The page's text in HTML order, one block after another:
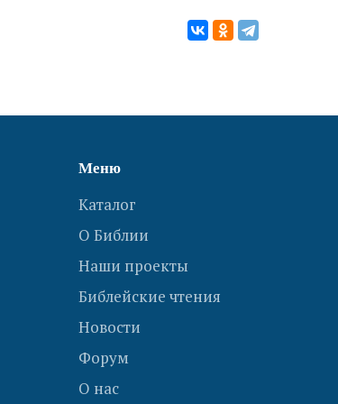
Меню
Каталог
О Библии
Наши проекты
Библейские чтения
Новости
Форум
О нас